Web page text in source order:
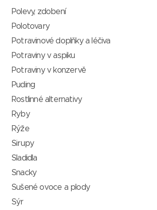
Polevy, zdobení
Polotovary
Potravinové doplňky a léčiva
Potraviny v aspiku
Potraviny v konzervě
Puding
Rostlinné alternativy
Ryby
Rýže
Sirupy
Sladidla
Snacky
Sušené ovoce a plody
Sýr